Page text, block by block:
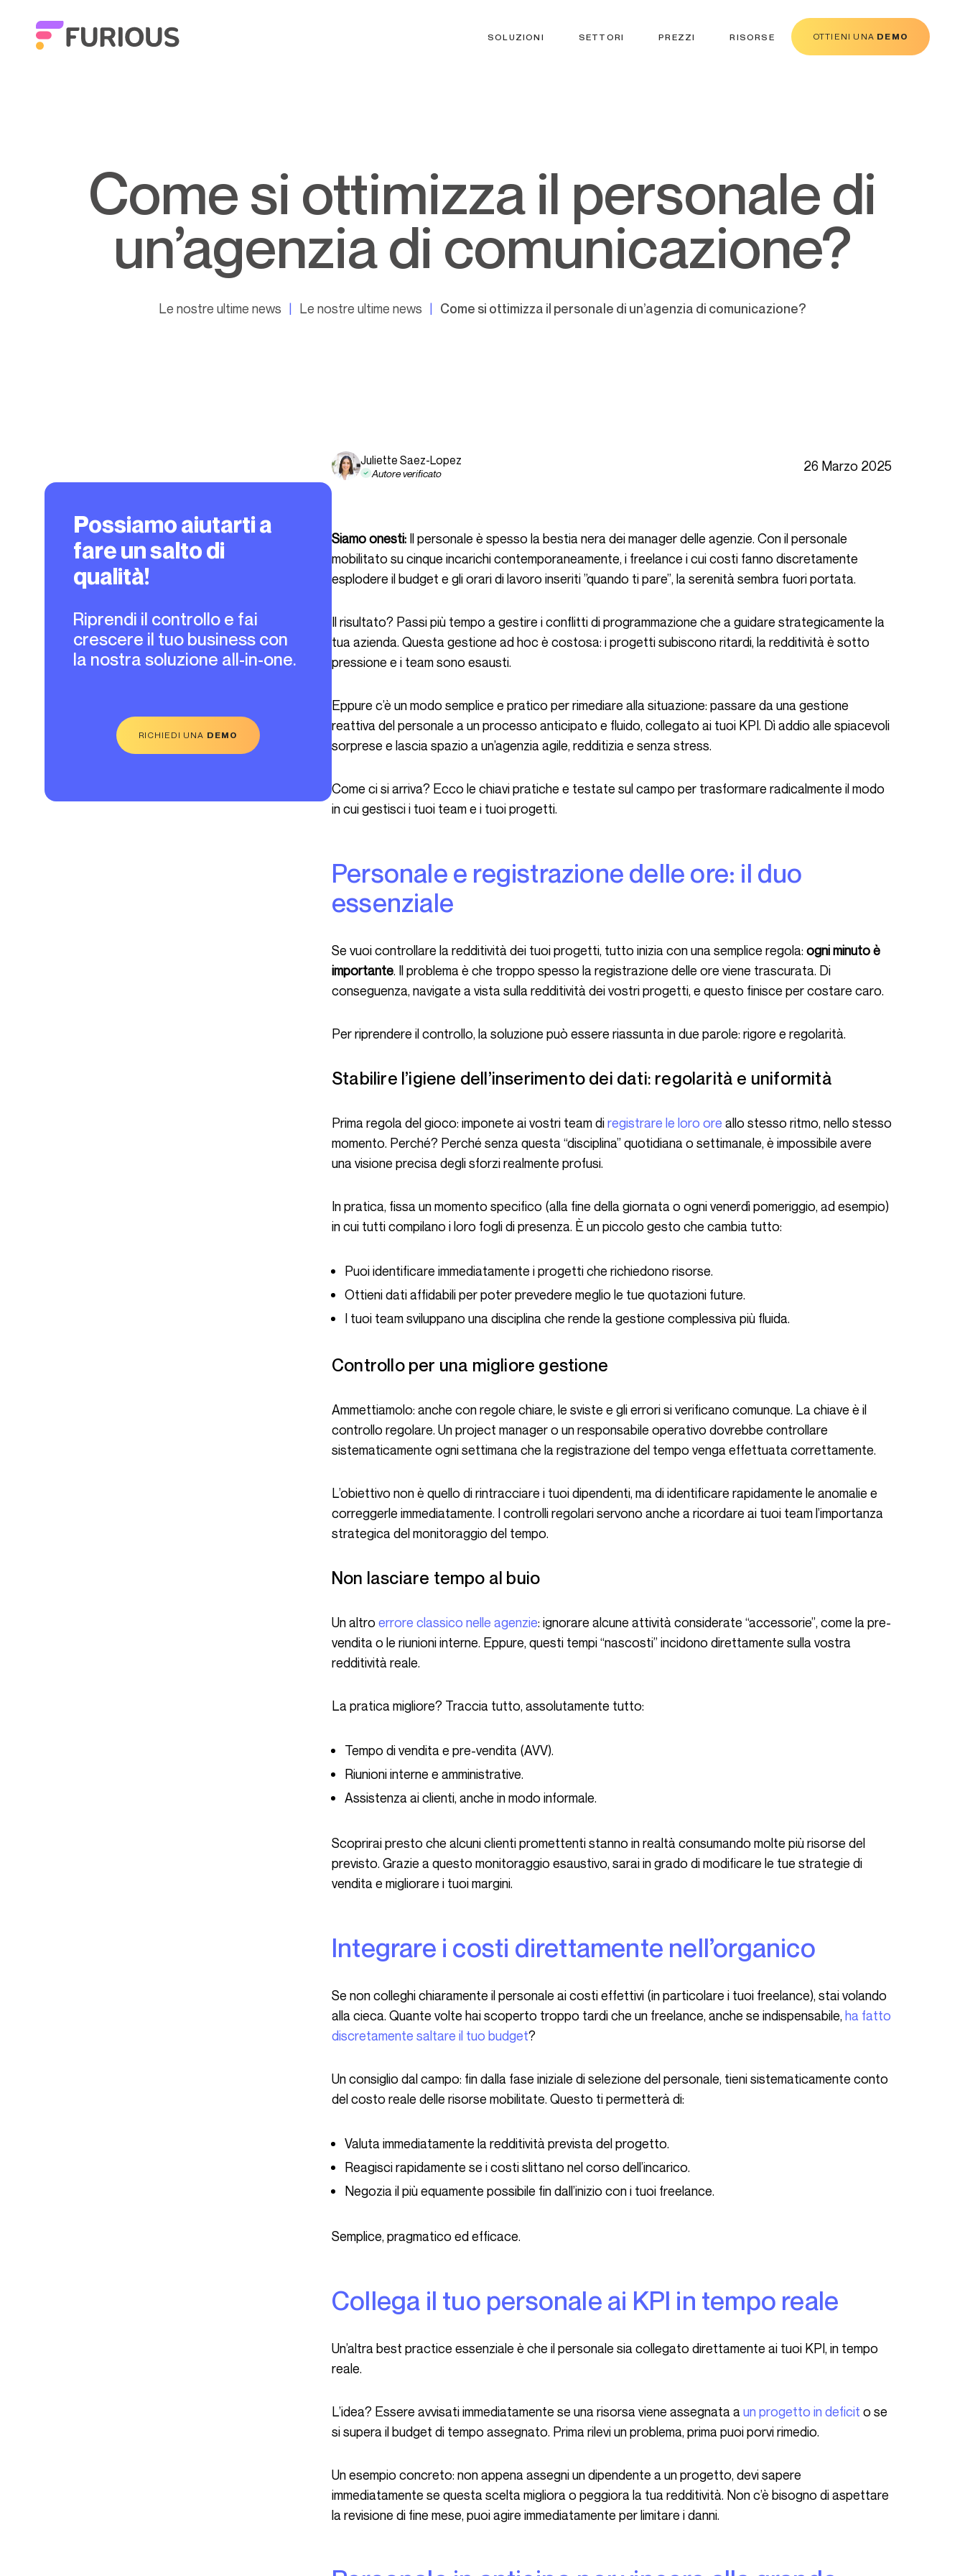
SOLUZIONI SETTORI PREZZI RISORSE OTTIENI UNA DEMO
Come si ottimizza il personale di
un’agenzia di comunicazione?
Le nostre ultime news Le nostre ultime news Come si ottimizza il personale di un’agenzia di comunicazione?
Possiamo aiutarti a
fare un salto di
qualità!
Riprendi il controllo e fai
crescere il tuo business con
la nostra soluzione all-in-one.
RICHIEDI UNA DEMO
Juliette Saez-Lopez
Autore verificato 26 Marzo 2025
Siamo onesti: Il personale è spesso la bestia nera dei manager delle agenzie. Con il personale
mobilitato su cinque incarichi contemporaneamente, i freelance i cui costi fanno discretamente
esplodere il budget e gli orari di lavoro inseriti ”quando ti pare”, la serenità sembra fuori portata.
Il risultato? Passi più tempo a gestire i conflitti di programmazione che a guidare strategicamente la
tua azienda. Questa gestione ad hoc è costosa: i progetti subiscono ritardi, la redditività è sotto
pressione e i team sono esausti.
Eppure c’è un modo semplice e pratico per rimediare alla situazione: passare da una gestione
reattiva del personale a un processo anticipato e fluido, collegato ai tuoi KPI. Dì addio alle spiacevoli
sorprese e lascia spazio a un’agenzia agile, redditizia e senza stress.
Come ci si arriva? Ecco le chiavi pratiche e testate sul campo per trasformare radicalmente il modo
in cui gestisci i tuoi team e i tuoi progetti.
Personale e registrazione delle ore: il duo
essenziale
Se vuoi controllare la redditività dei tuoi progetti, tutto inizia con una semplice regola: ogni minuto è
importante. Il problema è che troppo spesso la registrazione delle ore viene trascurata. Di
conseguenza, navigate a vista sulla redditività dei vostri progetti, e questo finisce per costare caro.
Per riprendere il controllo, la soluzione può essere riassunta in due parole: rigore e regolarità.
Stabilire l’igiene dell’inserimento dei dati: regolarità e uniformità
Prima regola del gioco: imponete ai vostri team diregistrare le loro ore allo stesso ritmo, nello stesso
momento. Perché? Perché senza questa “disciplina” quotidiana o settimanale, è impossibile avere
una visione precisa degli sforzi realmente profusi.
In pratica, fissa un momento specifico (alla fine della giornata o ogni venerdì pomeriggio, ad esempio)
in cui tutti compilano i loro fogli di presenza. È un piccolo gesto che cambia tutto:
Puoi identificare immediatamente i progetti che richiedono risorse.
Ottieni dati affidabili per poter prevedere meglio le tue quotazioni future.
I tuoi team sviluppano una disciplina che rende la gestione complessiva più fluida.
Controllo per una migliore gestione
Ammettiamolo: anche con regole chiare, le sviste e gli errori si verificano comunque. La chiave è il
controllo regolare. Un project manager o un responsabile operativo dovrebbe controllare
sistematicamente ogni settimana che la registrazione del tempo venga effettuata correttamente.
L’obiettivo non è quello di rintracciare i tuoi dipendenti, ma di identificare rapidamente le anomalie e
correggerle immediatamente. I controlli regolari servono anche a ricordare ai tuoi team l’importanza
strategica del monitoraggio del tempo.
Non lasciare tempo al buio
Un altro errore classico nelle agenzie: ignorare alcune attività considerate “accessorie”, come la pre-
vendita o le riunioni interne. Eppure, questi tempi “nascosti” incidono direttamente sulla vostra
redditività reale.
La pratica migliore? Traccia tutto, assolutamente tutto:
Tempo di vendita e pre-vendita (AVV).
Riunioni interne e amministrative.
Assistenza ai clienti, anche in modo informale.
Scoprirai presto che alcuni clienti promettenti stanno in realtà consumando molte più risorse del
previsto. Grazie a questo monitoraggio esaustivo, sarai in grado di modificare le tue strategie di
vendita e migliorare i tuoi margini.
Integrare i costi direttamente nell’organico
Se non colleghi chiaramente il personale ai costi effettivi (in particolare i tuoi freelance), stai volando
alla cieca. Quante volte hai scoperto troppo tardi che un freelance, anche se indispensabile, ha fatto
discretamente saltare il tuo budget?
Un consiglio dal campo: fin dalla fase iniziale di selezione del personale, tieni sistematicamente conto
del costo reale delle risorse mobilitate. Questo ti permetterà di:
Valuta immediatamente la redditività prevista del progetto.
Reagisci rapidamente se i costi slittano nel corso dell’incarico.
Negozia il più equamente possibile fin dall’inizio con i tuoi freelance.
Semplice, pragmatico ed efficace.
Collega il tuo personale ai KPI in tempo reale
Un’altra best practice essenziale è che il personale sia collegato direttamente ai tuoi KPI, in tempo
reale.
L’idea? Essere avvisati immediatamente se una risorsa viene assegnata a un progetto in deficit o se
si supera il budget di tempo assegnato. Prima rilevi un problema, prima puoi porvi rimedio.
Un esempio concreto: non appena assegni un dipendente a un progetto, devi sapere
immediatamente se questa scelta migliora o peggiora la tua redditività. Non c’è bisogno di aspettare
la revisione di fine mese, puoi agire immediatamente per limitare i danni.